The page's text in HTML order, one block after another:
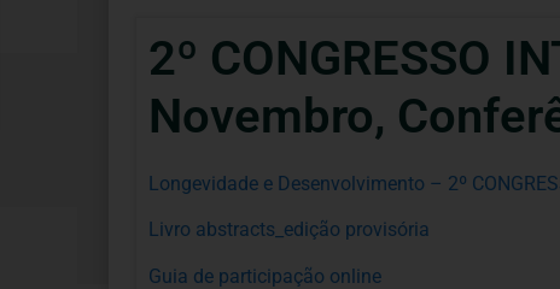
2º CONGRESSO
Novembro,
Longevidade e Desenvolvimento – 2º
Livro abstracts_edição provisória
Guia de participação online